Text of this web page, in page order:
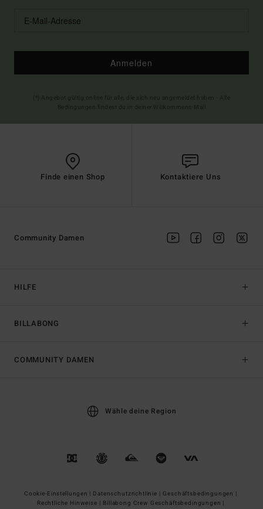
Anmelden
Finde einen Shop Kontaktiere Uns
HILFE
BILLABONG
Community Damen
COMMUNITY DAMEN
Wähle deine Region
Cookie-Einstellungen | Datenschutzrichtlinie | Geschäftsbedingungen |
Rechtliche Hinweise | Billabong Crew Geschäftsbedingungen |